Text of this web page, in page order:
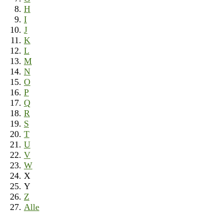
H
I
J
K
L
M
N
O
P
Q
R
S
T
U
V
W
X
Y
Z
Alle